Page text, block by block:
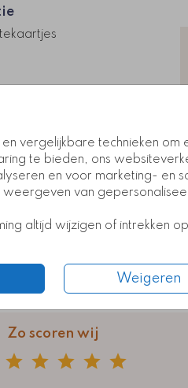
vergelijkbare technieken om
te bieden, ons
en voor marketing- en
weergeven van
altijd wijzigen of intrekken
Weigeren
Kaart
Zo scoren wij